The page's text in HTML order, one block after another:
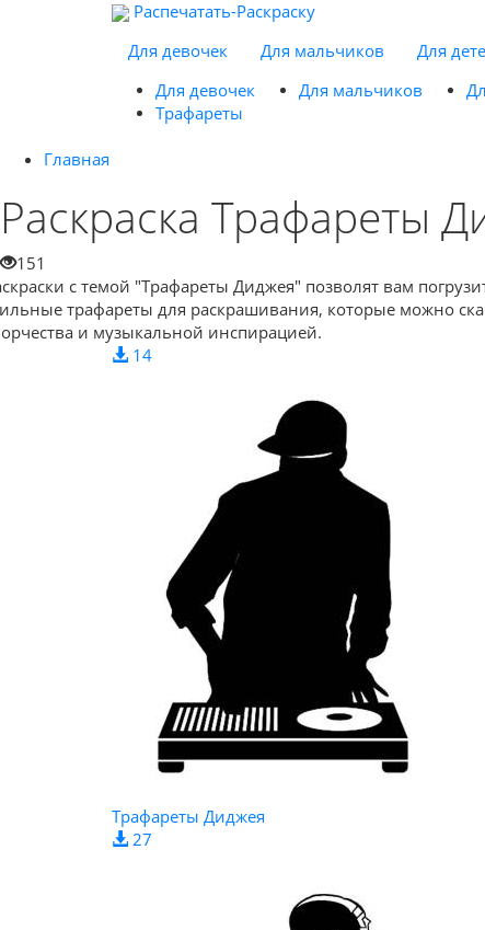
Распечатать-Раскраску
Для девочек
Для мальчиков Для
Для девочек
Для мальчиков
Трафареты
Главная
Раскраска Трафареты
151
с темой "Трафареты Диджея" позволят вам
трафареты для раскрашивания, которые можно
и музыкальной инспирацией.
14
Трафареты Диджея
27